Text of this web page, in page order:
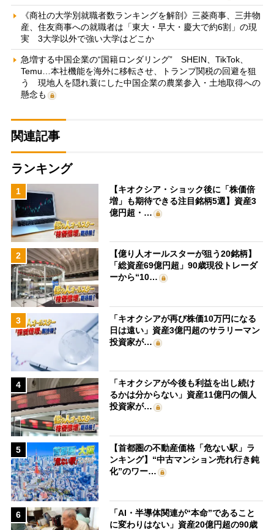
《商社の大学別就職者数ランキングを解剖》三菱商事、三井物
産、住友商事への就職者は「東大・早大・慶大で約6割」の現
実 3大学以外で強い大学はどこか
急増する中国企業の“国籍ロンダリング” SHEIN、TikTok、
Temu…本社機能を海外に移転させ、トランプ関税の回避を狙
う 現地人を隠れ蓑にした中国企業の農業参入・土地取得への
懸念も
関連記事
ランキング
1
【キオクシア・ショック後に「株価倍
増」も期待できる注目銘柄5選】資産3
億円超・…
2
【億り人オールスターが狙う20銘柄】
「総資産69億円超」90歳現役トレーダ
ーから“10…
3
「キオクシアが再び株価10万円になる
日は遠い」資産3億円超のサラリーマン
投資家が…
4
「キオクシアが今後も利益を出し続け
るかは分からない」資産11億円の個人
投資家が…
5
【首都圏の不動産価格「危ない駅」ラ
ンキング】“中古マンション売れ行き鈍
化”のワー…
6
「AI・半導体関連が“本命”であること
に変わりはない」資産20億円超の90歳